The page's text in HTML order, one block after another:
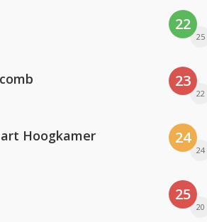
Hoogkamer
22
25
23
22
24
24
25
20